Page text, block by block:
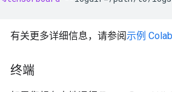
有关更多详细信息，请参阅示例
终端